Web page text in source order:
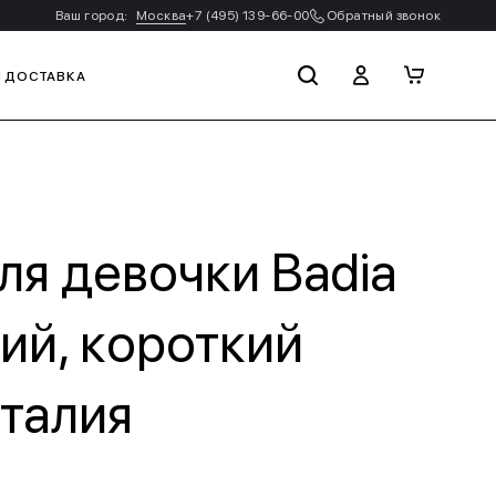
Ваш город: Москва+7 (495) 139-66-00 Обратный звонок
ДОСТАВКА
девочки Badia
короткий